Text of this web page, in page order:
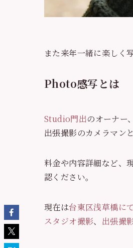
また来年一緒に楽しく
Photo感写とは
Studio門出のオーナー
出張撮影のカメラマン
料金や内容詳細など、
認ください。
現在は台東区浅草橋に
スタジオ撮影、 出張撮